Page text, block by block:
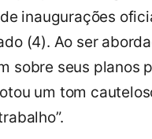
inaugurações
(4). Ao ser
sobre seus planos
um tom